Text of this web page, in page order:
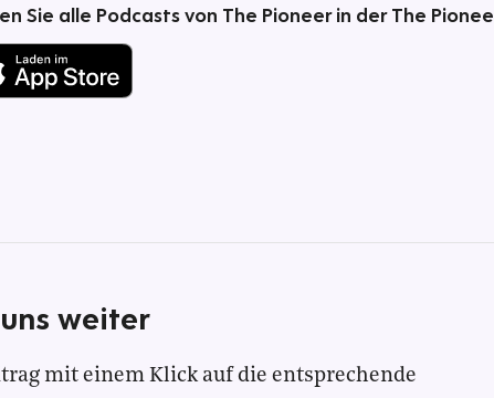
Sie alle Podcasts von The Pioneer in der The
weiter
mit einem Klick auf die entsprechende